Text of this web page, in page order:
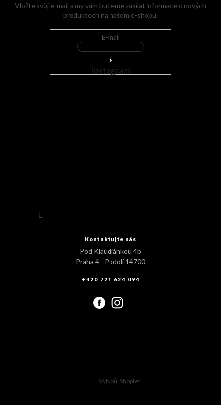
Vložte svůj e-mail a my vám budeme zasílat informace o nových
produktech na našem e-shopu.
E-mail
Instagram
Kontaktujte nás
Pod Klaudiánkou 4b
Praha 4 - Podolí 14700
+420 721 624 094
Vytvořil Shoptet